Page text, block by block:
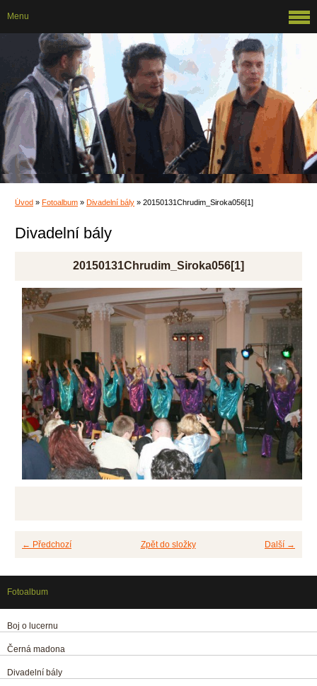
Úvod » Fotoalbum » Divadelní bály » 20150131Chrudim_Siroka056[1]
Divadelní bály
20150131Chrudim_Siroka056[1]
← Předchozí Další →
Zpět do složky
Menu
Fotoalbum
Boj o lucernu
Černá madona
Divadelní bály